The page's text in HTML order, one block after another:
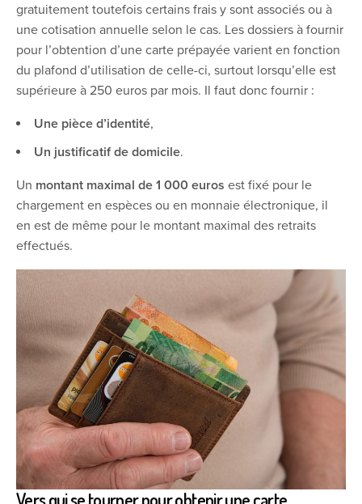
gratuitement toutefois certains frais y sont associés ou à
une cotisation annuelle selon le cas. Les dossiers à fournir
pour l’obtention d’une carte prépayée varient en fonction
du plafond d’utilisation de celle-ci, surtout lorsqu’elle est
supérieure à 250 euros par mois. Il faut donc fournir :
Une pièce d’identité,
Un justificatif de domicile.
Un montant maximal de 1 000 euros est fixé pour le
chargement en espèces ou en monnaie électronique, il
en est de même pour le montant maximal des retraits
effectués.
Vers qui se tourner pour obtenir une carte